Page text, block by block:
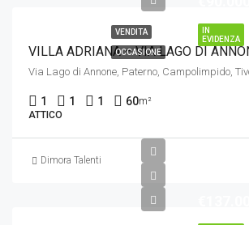
IN
EVIDENZA
VENDITA
OCCASIONE
VILLA ADRIANA – VIA LAGO DI
1 1 1 60m²
ATTICO
Dimora Talenti